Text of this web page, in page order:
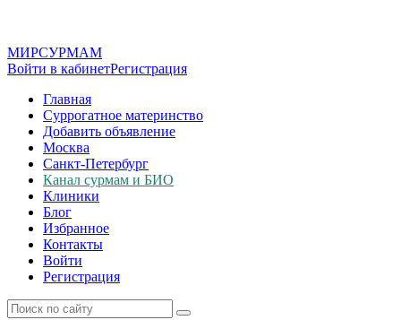
МИРСУРМАМ
Войти в кабинетРегистрация
Главная
Суррогатное материнство
Добавить объявление
Москва
Санкт-Петербург
Канал сурмам и БИО
Клиники
Блог
Избранное
Контакты
Войти
Регистрация